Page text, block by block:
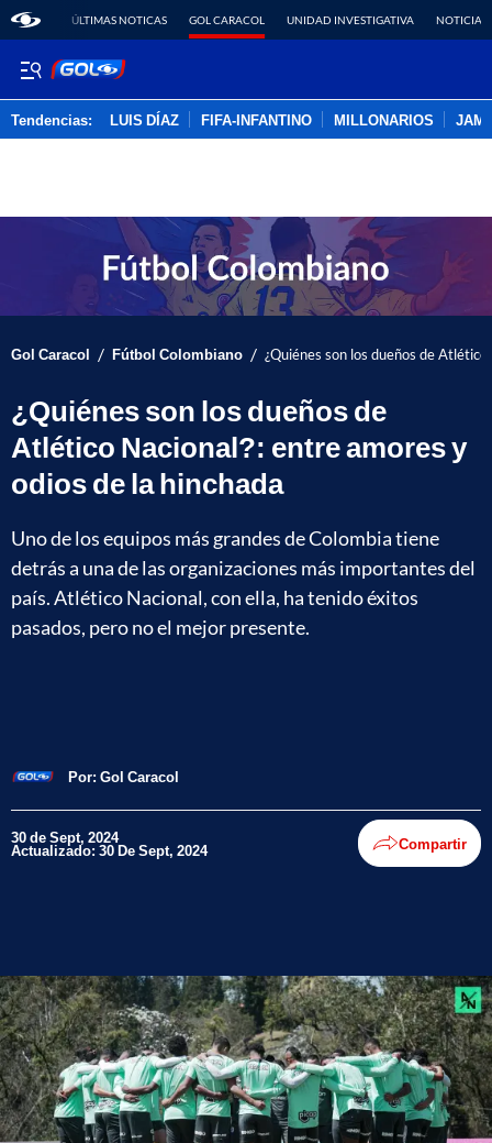
ÚLTIMAS NOTICAS GOL CARACOL UNIDAD INVESTIGATIVA NOTICIAS
Tendencias: LUIS DÍAZ FIFA-INFANTINO MILLONARIOS
Gol Caracol / Fútbol Colombiano / ¿Quiénes son los dueños de
¿Quiénes son los dueños de
Atlético Nacional?: entre amores y
odios de la hinchada
Uno de los equipos más grandes de Colombia tiene
detrás a una de las organizaciones más importantes del
país. Atlético Nacional, con ella, ha tenido éxitos
pasados, pero no el mejor presente.
Por: Gol Caracol
30 de Sept, 2024
Actualizado: 30 De Sept, 2024 Compartir